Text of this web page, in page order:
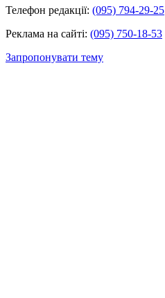
Телефон редакції: (095) 794-29-25
Реклама на сайті: (095) 750-18-53
Запропонувати тему